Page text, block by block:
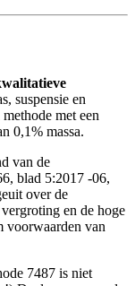
suspensie en
met een
0,1% massa.
van de
blad 5:2017 -06,
over de
en de hoge
voorwaarden van
7487 is niet